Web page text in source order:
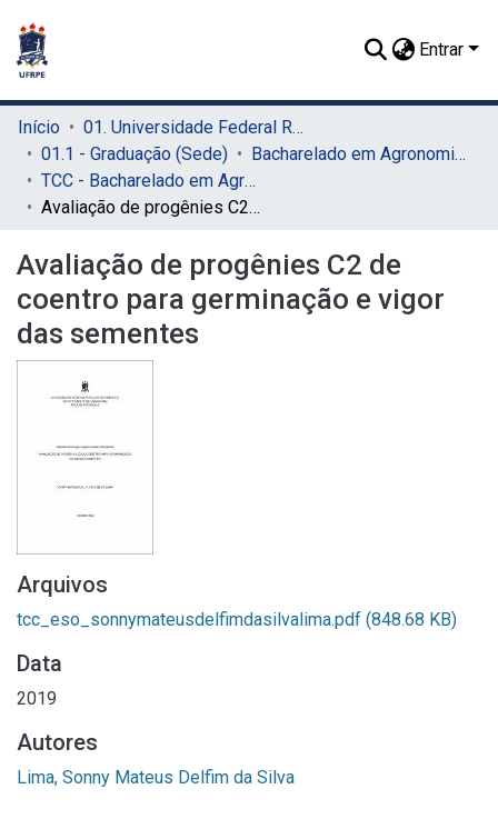
Entrar
Início
01. Universidade Federal Rural de Pernambuco - UFRPE (Sede)
01.1 - Graduação (Sede)
Bacharelado em Agronomia (Sede)
TCC - Bacharelado em Agronomia (Sede)
Avaliação de progênies C2 de coentro para germinação e vigor das sementes
Avaliação de progênies C2 de
coentro para germinação e vigor
das sementes
Arquivos
tcc_eso_sonnymateusdelfimdasilvalima.pdf (848.68 KB)
Data
2019
Autores
Lima, Sonny Mateus Delfim da Silva